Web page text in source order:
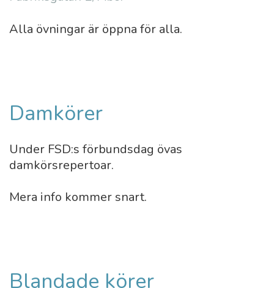
Alla övningar är öppna för alla.
Damkörer
Under FSD:s förbundsdag övas
damkörsrepertoar.
Mera info kommer snart.
Blandade körer